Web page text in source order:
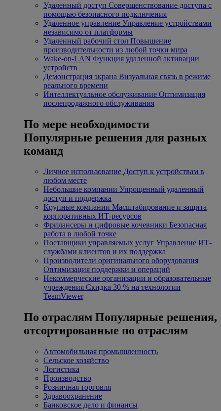
Удаленный доступ Совершенствование доступа с
помощью безопасного подключения
Удаленное управление Управление устройствами
независимо от платформы
Удаленный рабочий стол Повышение
производительности из любой точки мира
Wake-on-LAN Функция удаленной активации
устройств
Демонстрация экрана Визуальная связь в режиме
реального времени
Интеллектуальное обслуживание Оптимизация
послепродажного обслуживания
По мере необходимости
Популярные решения для разных
команд
Личное использование Доступ к устройствам в
любом месте
Небольшие компании Упрощенный удаленный
доступ и поддержка
Крупные компании Масштабирование и защита
корпоративных ИТ-ресурсов
Фрилансеры и цифровые кочевники Безопасная
работа в любой точке
Поставщики управляемых услуг Управление ИТ-
службами клиентов и их поддержка
Производители оригинального оборудования
Оптимизация поддержки и операций
Некоммерческие организации и образовательные
учреждения Скидка 30 % на технологии
TeamViewer
По отраслям Популярные решения,
отсортированные по отраслям
Автомобильная промышленность
Сельское хозяйство
Логистика
Производство
Розничная торговля
Здравоохранение
Банковское дело и финансы